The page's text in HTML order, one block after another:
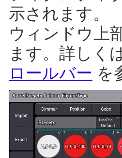
示されます。
ウィンドウ上
ます。詳しく
ロールバー を